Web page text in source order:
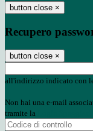
button close ×
Recupero
button close ×
all'indirizzo indicato con
Non hai una e-mail
tramite la